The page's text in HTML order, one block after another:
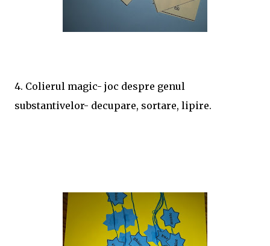
4. Colierul magic- joc despre genul
substantivelor- decupare, sortare, lipire.